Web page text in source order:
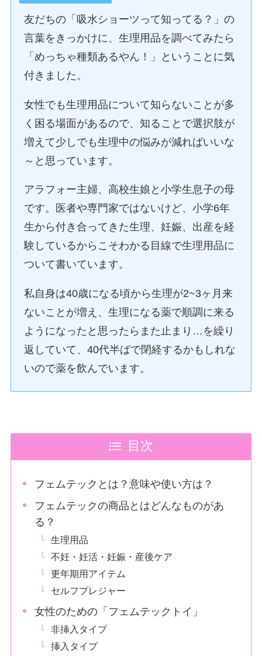
友だちの「吸水ショーツって知ってる？」の
言葉をきっかけに、生理用品を調べてみたら
「めっちゃ種類あるやん！」ということに気
付きました。
女性でも生理用品について知らないことが多
く困る場面があるので、知ることで選択肢が
増えて少しでも生理中の悩みが減ればいいな
～と思っています。
アラフォー主婦、高校生娘と小学生息子の母
です。医者や専門家ではないけど、小学6年
生から付き合ってきた生理、妊娠、出産を経
験しているからこそわかる目線で生理用品に
ついて書いています。
私自身は40歳になる頃から生理が2~3ヶ月来
ないことが増え、生理になる薬で順調に来る
ようになったと思ったらまた止まり…を繰り
返していて、40代半ばで閉経するかもしれな
いので薬を飲んでいます。
目次
フェムテックとは？意味や使い方は？
フェムテックの商品とはどんなものがあ
る？
生理用品
不妊・妊活・妊娠・産後ケア
更年期用アイテム
セルフプレジャー
女性のための「フェムテックトイ」
非挿入タイプ
挿入タイプ